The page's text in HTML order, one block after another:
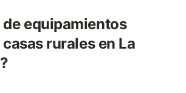
de equipamientos
rurales en La